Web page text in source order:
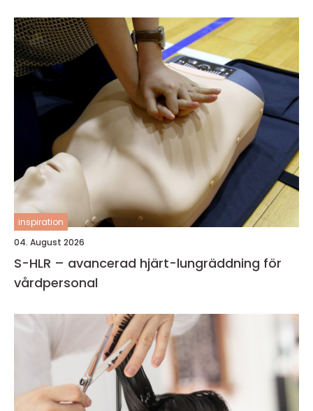
inspiration
04. August 2026
S-HLR – avancerad hjärt-lungräddning för
vårdpersonal